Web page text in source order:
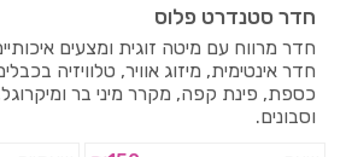
חדר סטנדרט פלוס
חדר מרווח עם מיטה זוגית ומצעים
חדר אינטימית, מיזוג אוויר, טלוויזיה
כספת, פינת קפה, מקרר מיני בר
וסבונים.